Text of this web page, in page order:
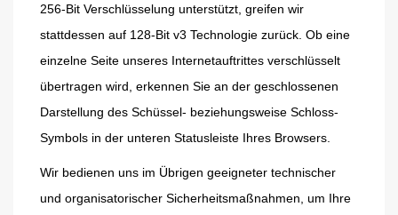
256-Bit Verschlüsselung unterstützt, greifen wir
stattdessen auf 128-Bit v3 Technologie zurück. Ob eine
einzelne Seite unseres Internetauftrittes verschlüsselt
übertragen wird, erkennen Sie an der geschlossenen
Darstellung des Schüssel- beziehungsweise Schloss-
Symbols in der unteren Statusleiste Ihres Browsers.
Wir bedienen uns im Übrigen geeigneter technischer
und organisatorischer Sicherheitsmaßnahmen, um Ihre